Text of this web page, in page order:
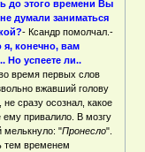
до этого времени Вы
думали заниматься
- Ксандр помолчал.-
я, конечно, вам
Но успеете ли..
время первых слов
вжавший голову
не сразу осознал, какое
ему привалило. В мозгу
мелькнуло: "Пронесло".
тем временем